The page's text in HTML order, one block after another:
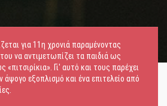
για 11η χρονιά παραμένοντας
να αντιμετωπίζει τα παιδιά ως
«πιτσιρίκια». Γι' αυτό και τους παρέχει
άψογο εξοπλισμό και ένα επιτελείο από